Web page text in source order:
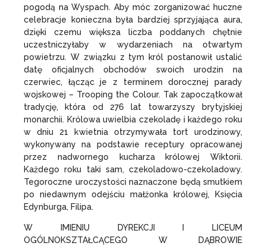
pogodą na Wyspach. Aby móc zorganizować huczne
celebracje konieczna była bardziej sprzyjająca aura,
dzięki czemu większa liczba poddanych chętnie
uczestniczyłaby w wydarzeniach na otwartym
powietrzu. W związku z tym król postanowił ustalić
datę oficjalnych obchodów swoich urodzin na
czerwiec, łącząc je z terminem dorocznej parady
wojskowej – Trooping the Colour. Tak zapoczątkował
tradycję, która od 276 lat towarzyszy brytyjskiej
monarchii. Królowa uwielbia czekoladę i każdego roku
w dniu 21 kwietnia otrzymywała tort urodzinowy,
wykonywany na podstawie receptury opracowanej
przez nadwornego kucharza królowej Wiktorii.
Każdego roku taki sam, czekoladowo-czekoladowy.
Tegoroczne uroczystości naznaczone będą smutkiem
po niedawnym odejściu małżonka królowej, Księcia
Edynburga, Filipa.
W IMIENIU DYREKCJI I LICEUM
OGÓLNOKSZTAŁCĄCEGO W DĄBROWIE